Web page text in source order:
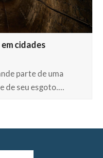
cidades
parte de uma
de seu esgoto.…